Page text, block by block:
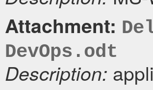
Attachment:
DevOps.odt
Description: